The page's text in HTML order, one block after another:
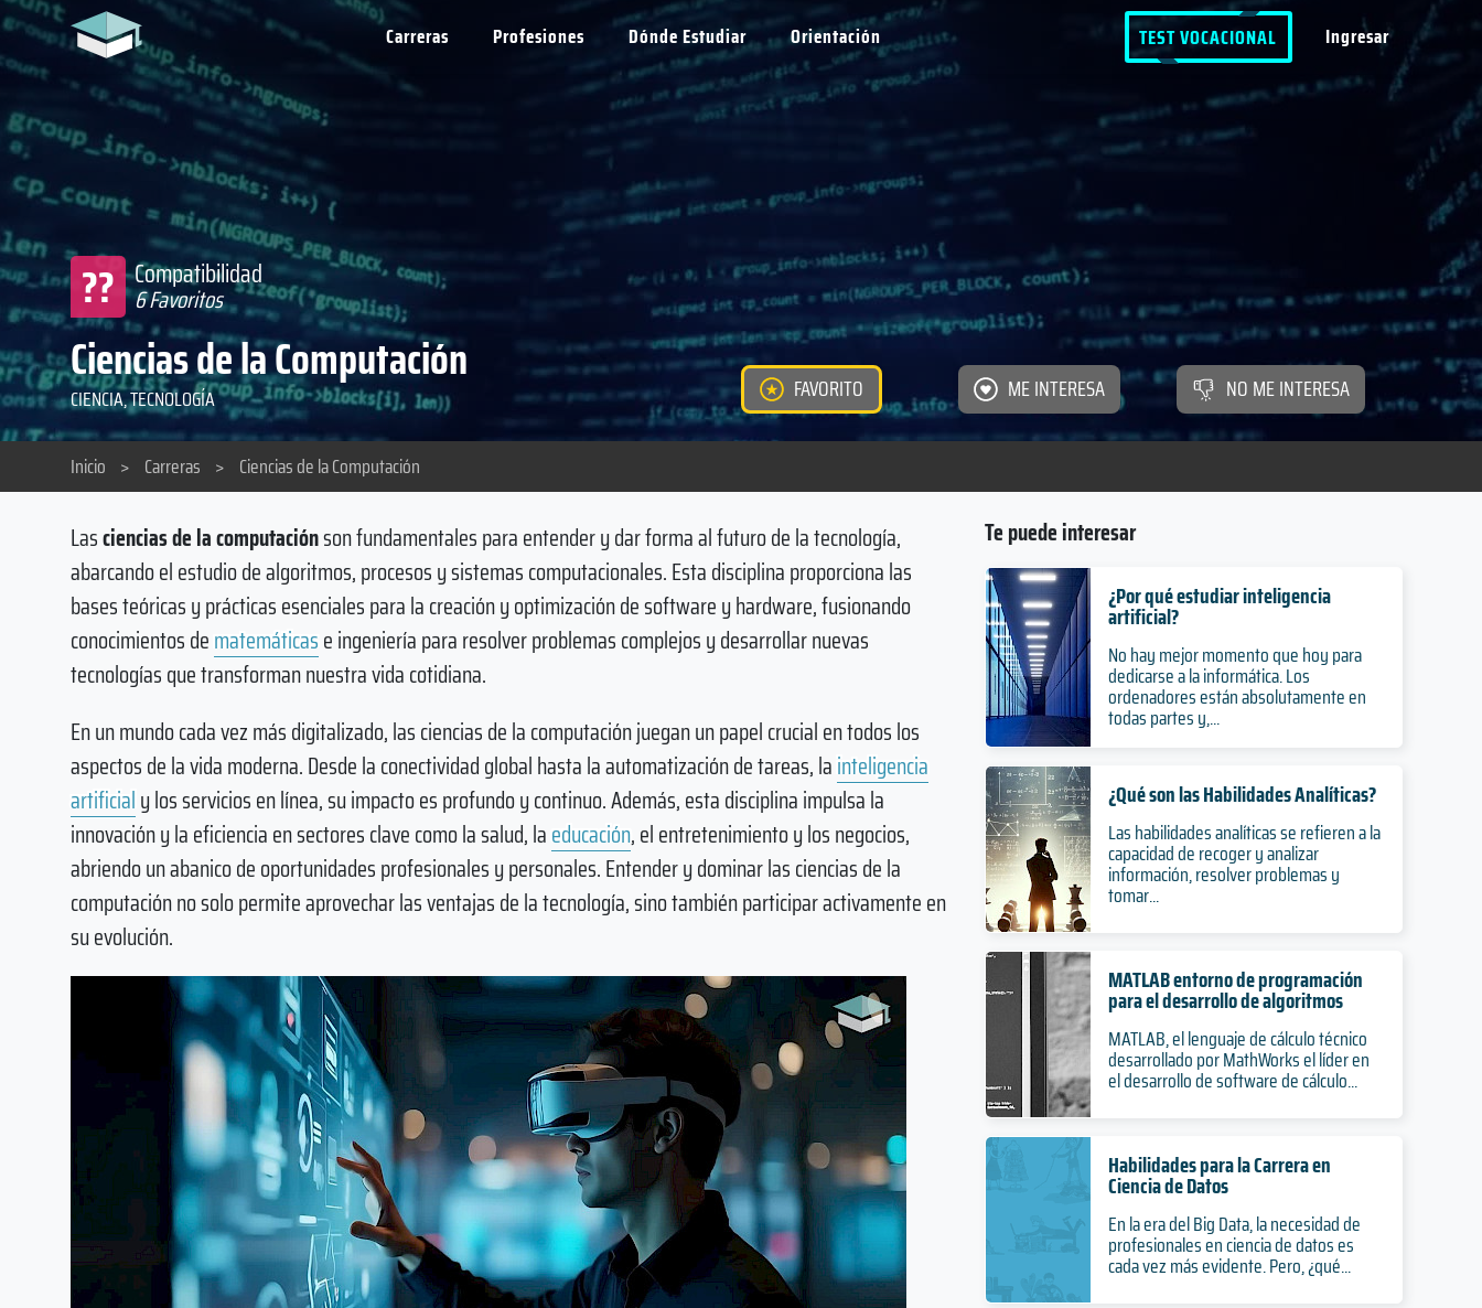
Carreras Profesiones Dónde Estudiar Orientación TEST VOCACIONAL Ingresar
Ciencias de la Computación
Compatibilidad
6 Favoritos
??
CIENCIA, TECNOLOGÍA FAVORITO ME INTERESA NO ME INTERESA
Inicio > Carreras > Ciencias de la Computación
Lasciencias de la computaciónson fundamentales para entender y dar forma al futuro de la tecnología,
abarcando el estudio de algoritmos, procesos y sistemas computacionales. Esta disciplina proporciona las
bases teóricas y prácticas esenciales para la creación y optimización de software y hardware, fusionando
conocimientos dematemáticase ingeniería para resolver problemas complejos y desarrollar nuevas
tecnologías que transforman nuestra vida cotidiana.
En un mundo cada vez más digitalizado, las ciencias de la computación juegan un papel crucial en todos los
aspectos de la vida moderna. Desde la conectividad global hasta la automatización de tareas, lainteligencia
artificialy los servicios en línea, su impacto es profundo y continuo. Además, esta disciplina impulsa la
innovación y la eficiencia en sectores clave como la salud, laeducación, el entretenimiento y los negocios,
abriendo un abanico de oportunidades profesionales y personales. Entender y dominar las ciencias de la
computación no solo permite aprovechar las ventajas de la tecnología, sino también participar activamente en
su evolución.
Te puede interesar
¿Por qué estudiar inteligencia
artificial?
No hay mejor momento que hoy para
dedicarse a la informática. Los
ordenadores están absolutamente en
todas partes y,...
¿Qué son las Habilidades Analíticas?
Las habilidades analíticas se refieren a la
capacidad de recoger y analizar
información, resolver problemas y
tomar...
MATLAB entorno de programación
para el desarrollo de algoritmos
MATLAB, el lenguaje de cálculo técnico
desarrollado por MathWorks el líder en
el desarrollo de software de cálculo...
Habilidades para la Carrera en
Ciencia de Datos
En la era del Big Data, la necesidad de
profesionales en ciencia de datos es
cada vez más evidente. Pero, ¿qué...